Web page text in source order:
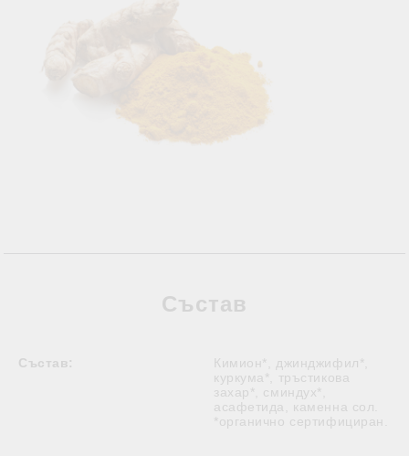
Състав
Състав:
Кимион*, джинджифил*,
куркума*, тръстикова
захар*, сминдух*,
асафетида, каменна сол.
*органично сертифициран.